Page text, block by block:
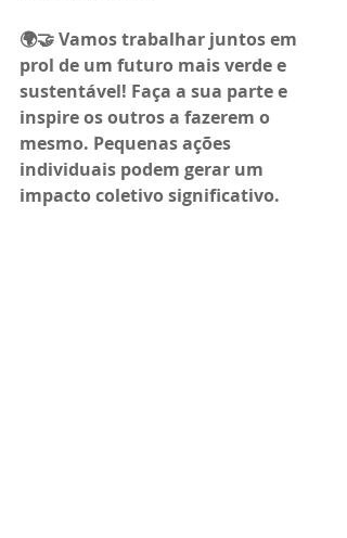
🌍🤝 Vamos trabalhar juntos em
prol de um futuro mais verde e
sustentável! Faça a sua parte e
inspire os outros a fazerem o
mesmo. Pequenas ações
individuais podem gerar um
impacto coletivo significativo.